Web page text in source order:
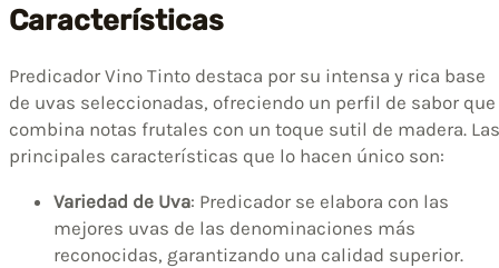
Características
Predicador Vino Tinto destaca por su intensa y rica base
de uvas seleccionadas, ofreciendo un perfil de sabor que
combina notas frutales con un toque sutil de madera. Las
principales características que lo hacen único son:
Variedad de Uva: Predicador se elabora con las
mejores uvas de las denominaciones más
reconocidas, garantizando una calidad superior.